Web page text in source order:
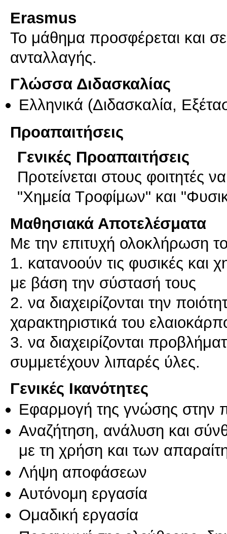
Erasmus
Το μάθημα προσφέρεται και
ανταλλαγής.
Γλώσσα Διδασκαλίας
Ελληνικά (Διδασκαλία,
Προαπαιτήσεις
Γενικές Προαπαιτήσεις
Προτείνεται στους φοιτητές
"Χημεία Τροφίμων" και
Μαθησιακά Αποτελέσματα
Με την επιτυχή ολοκλήρωση
1. κατανοούν τις φυσικές και
με βάση την σύστασή τους
2. να διαχειρίζονται την
χαρακτηριστικά του
3. να διαχειρίζονται
Γενικές Ικανότητες
Εφαρμογή της γνώσης στην
Αναζήτηση, ανάλυση και
με τη χρήση και των
Λήψη αποφάσεων
Αυτόνομη εργασία
Ομαδική εργασία